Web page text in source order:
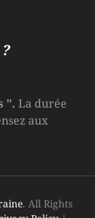
". La durée
aux
. All Rights